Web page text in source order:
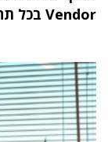
Vendor בכל תחומי שוק ה-IT